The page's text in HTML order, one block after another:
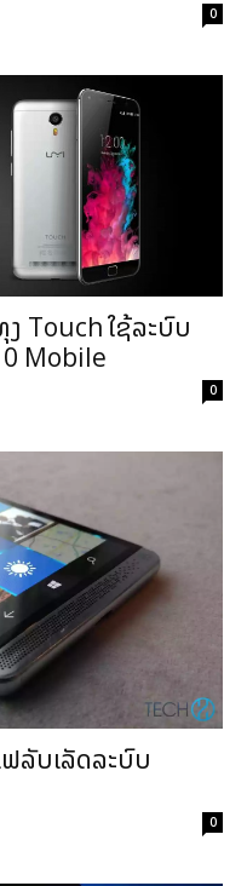
0
ງ Touch ໃຊ້ລະບົບ
Mobile
0
ຟລັບເລັດລະບົບ
0